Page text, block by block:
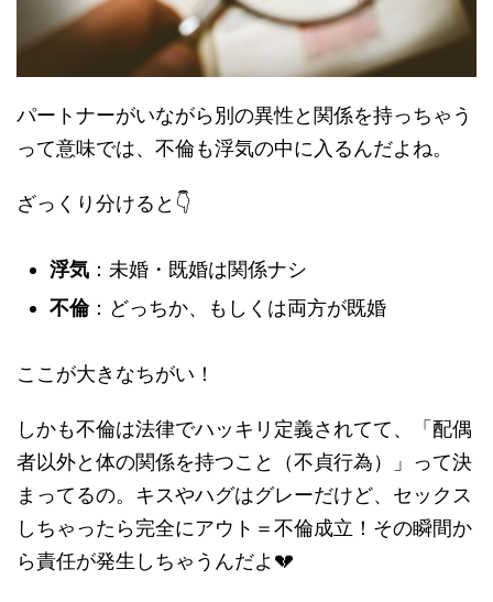
パートナーがいながら別の異性と関係を持っちゃう
って意味では、不倫も浮気の中に入るんだよね。
ざっくり分けると👇
浮気 ：未婚・既婚は関係ナシ
不倫：どっちか、もしくは両方が既婚
ここが大きなちがい！
しかも不倫は法律でハッキリ定義されてて、「配偶
者以外と体の関係を持つこと（不貞行為）」って決
まってるの。キスやハグはグレーだけど、セックス
しちゃったら完全にアウト＝不倫成立！その瞬間か
ら責任が発生しちゃうんだよ💔